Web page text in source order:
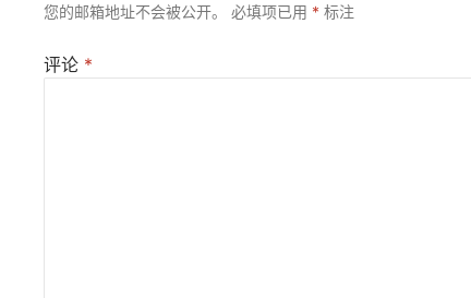
您的邮箱地址不会被公开。 必填项已用 * 标注
评论 *